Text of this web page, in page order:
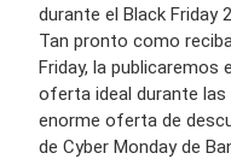
durante el Black Friday
Tan pronto como
Friday, la publicaremos
oferta ideal durante las
enorme oferta de
de Cyber Monday de